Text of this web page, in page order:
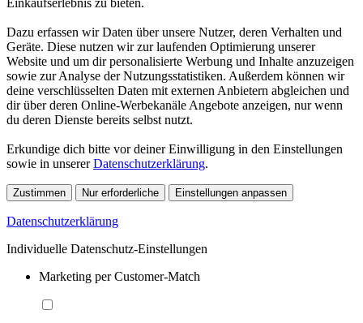
Einkaufserlebnis zu bieten.
Dazu erfassen wir Daten über unsere Nutzer, deren Verhalten und
Geräte. Diese nutzen wir zur laufenden Optimierung unserer
Website und um dir personalisierte Werbung und Inhalte anzuzeigen
sowie zur Analyse der Nutzungsstatistiken. Außerdem können wir
deine verschlüsselten Daten mit externen Anbietern abgleichen und
dir über deren Online-Werbekanäle Angebote anzeigen, nur wenn
du deren Dienste bereits selbst nutzt.
Erkundige dich bitte vor deiner Einwilligung in den Einstellungen
sowie in unsererDatenschutzerklärung.
Zustimmen Nur erforderliche Einstellungen anpassen
Datenschutzerklärung
Individuelle Datenschutz-Einstellungen
Marketing per Customer-Match